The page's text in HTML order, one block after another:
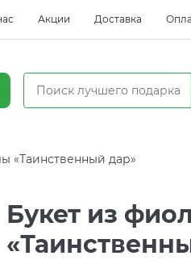
Акции Доставка
«Таинственный дар»
Букет из